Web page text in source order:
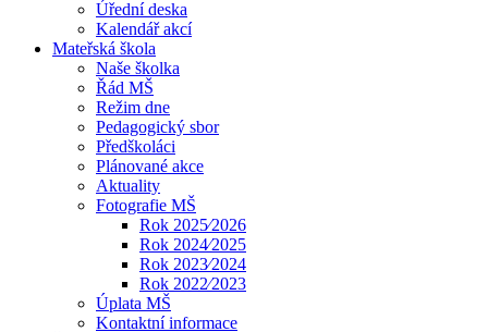
Úřední deska
Kalendář akcí
Mateřská škola
Naše školka
Řád MŠ
Režim dne
Pedagogický sbor
Předškoláci
Plánované akce
Aktuality
Fotografie MŠ
Rok 2025⁄2026
Rok 2024⁄2025
Rok 2023⁄2024
Rok 2022⁄2023
Úplata MŠ
Kontaktní informace